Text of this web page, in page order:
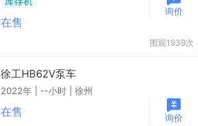
在售
围观1939次
询价
徐工HB62V泵车
2022年 | --小时 | 徐州
在售 询价